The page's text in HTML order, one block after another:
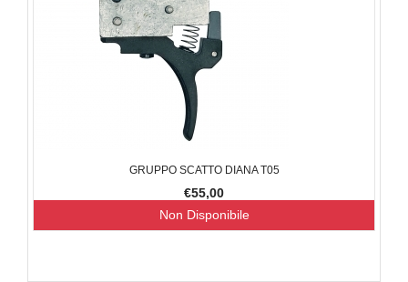
GRUPPO SCATTO DIANA T05
€55,00
Non Disponibile